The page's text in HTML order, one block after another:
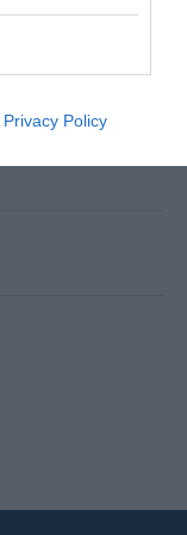
Privacy Policy
Πατριαρχείο